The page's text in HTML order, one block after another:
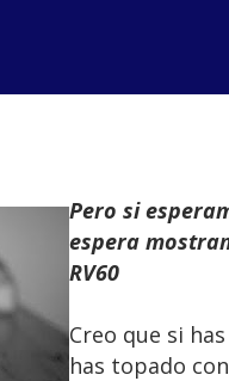
Pero si
espera
RV60
Creo que si
has topado